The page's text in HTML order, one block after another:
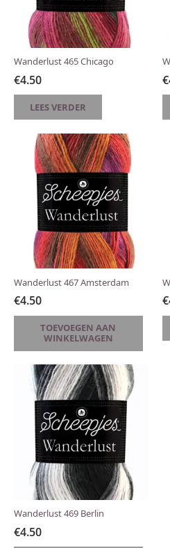
Wanderlust 465 Chicago
€4.50
LEES VERDER
€
Wanderlust 467 Amsterdam
€4.50
TOEVOEGEN AAN
WINKELWAGEN
€
Wanderlust 469 Berlin
€4.50